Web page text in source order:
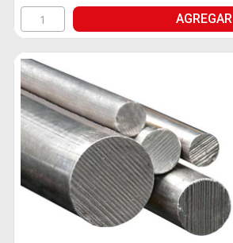
AGREGAR